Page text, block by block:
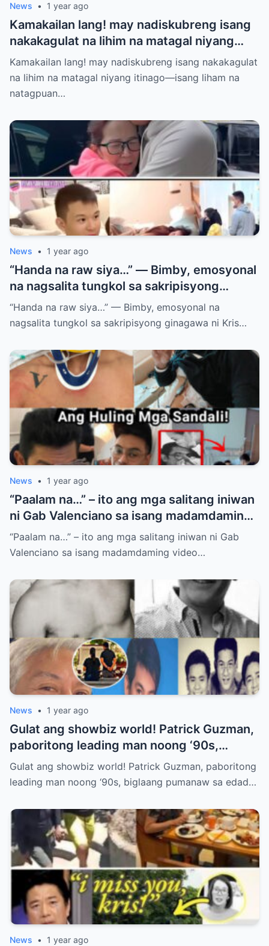
News • 1 year ago
Kamakailan lang! may nadiskubreng isang
nakakagulat na lihim na matagal niyang
itinago
Kamakailan lang! may nadiskubreng isang nakakagulat
na lihim na matagal niyang itinago—isang liham na
natagpuan…
News • 1 year ago
“Handa na raw siya…” — Bimby, emosyonal
na nagsalita tungkol sa sakripisyong
ginagawa ni Kris Aquino para sa kanyang
kinabukasan.
“Handa na raw siya…” — Bimby, emosyonal na
nagsalita tungkol sa sakripisyong ginagawa ni Kris…
News • 1 year ago
“Paalam na…” – ito ang mga salitang iniwan
ni Gab Valenciano sa isang madamdaming
video na ikinabigla maging ng ama niyang
si Gary V
“Paalam na…” – ito ang mga salitang iniwan ni Gab
Valenciano sa isang madamdaming video…
News • 1 year ago
Gulat ang showbiz world! Patrick Guzman,
paboritong leading man noong ‘90s,
biglaang pumanaw sa edad na 55.
Gulat ang showbiz world! Patrick Guzman, paboritong
leading man noong ‘90s, biglaang pumanaw sa edad…
News • 1 year ago